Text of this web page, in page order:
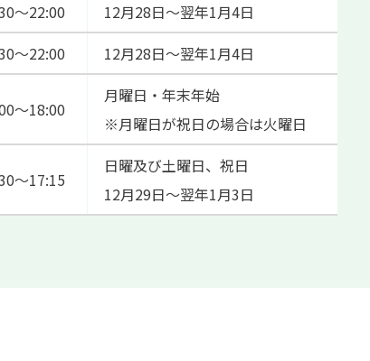
～22:00
12月28日～翌年1月4日
～22:00 12月28日～翌年1月4日
～18:00
月曜日・年末年始
※月曜日が祝日の場合は火曜日
～17:15
日曜及び土曜日、祝日
12月29日～翌年1月3日